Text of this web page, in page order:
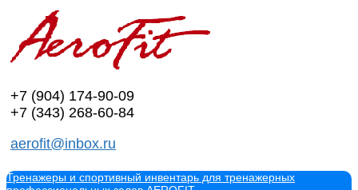
+7 (904) 174-90-09
+7 (343) 268-60-84
aerofit@inbox.ru
Тренажеры и спортивный инвентарь для тренажерных